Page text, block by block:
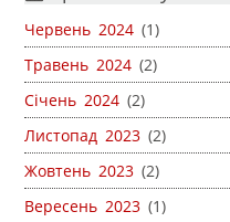
Червень 2024 (1)
Травень 2024 (2)
Січень 2024 (2)
Листопад 2023 (2)
Жовтень 2023 (2)
Вересень 2023 (1)